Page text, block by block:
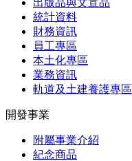
統計資料
財務資訊
員工專區
本土化專區
業務資訊
軌道及土建養護專區
開發事業
附屬事業介紹
紀念商品